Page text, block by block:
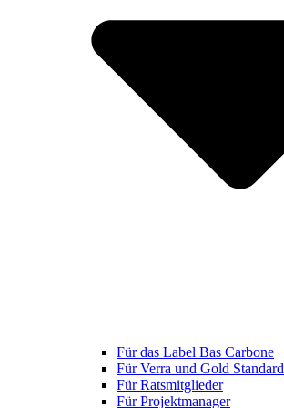
Für das Label Bas Carbone
Für Verra und Gold Standard
Für Ratsmitglieder
Für Projektmanager